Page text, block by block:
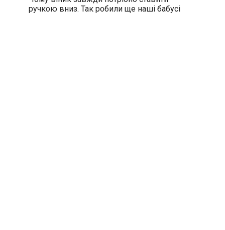
ручкою вниз. Так робили ще наші бабусі